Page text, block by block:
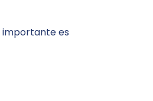
importante es